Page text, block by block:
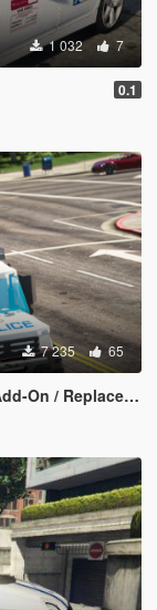
1 032 7
0.1
7 235 65
/ Replace | ELS]